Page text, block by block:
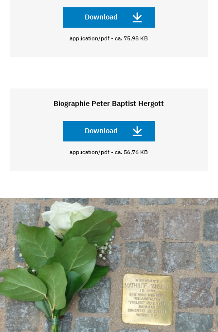
Download
application/pdf - ca. 75,98 KB
Biographie Peter Baptist Hergott
Download
application/pdf - ca. 56,76 KB